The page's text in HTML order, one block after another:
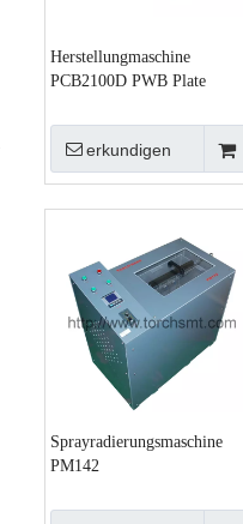
Herstellungmaschine
PCB2100D PWB Plate
erkundigen
Sprayradierungsmaschine
PM142